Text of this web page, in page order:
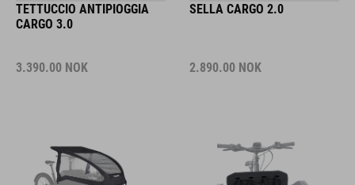
TETTUCCIO ANTIPIOGGIA
CARGO 3.0
3.390.00 NOK
SELLA CARGO 2.0
2.890.00 NOK